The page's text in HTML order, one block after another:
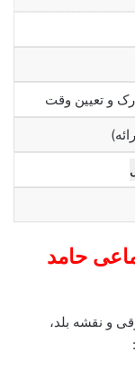
و تعیین وقت
حامد
و نقشه بلد،